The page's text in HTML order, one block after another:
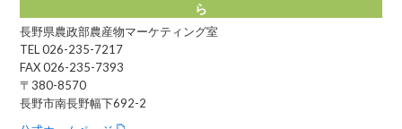
ら
長野県農政部農産物マーケティング室
TEL 026-235-7217
FAX 026-235-7393
〒380-8570
長野市南長野幅下692-2